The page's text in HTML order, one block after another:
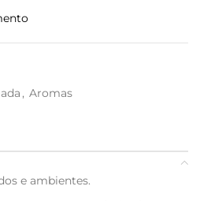
, Aromas
e ambientes.